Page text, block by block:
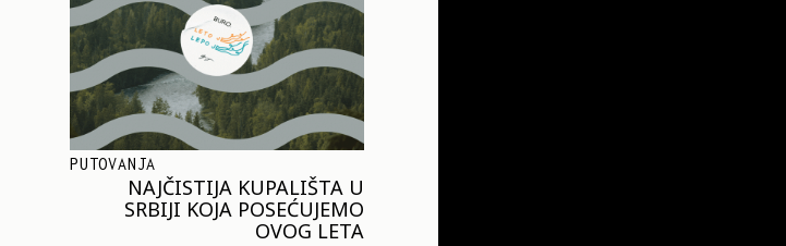
PUTOVANJA
NAJČISTIJA KUPALIŠTA U
SRBIJI KOJA POSEĆUJEMO
OVOG LETA